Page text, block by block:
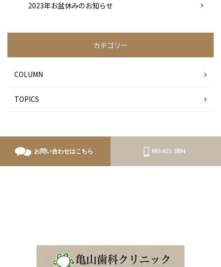
2023年お盆休みのお知らせ
カテゴリー
COLUMN
TOPICS
お問い合わせはこちら 093-621-3804